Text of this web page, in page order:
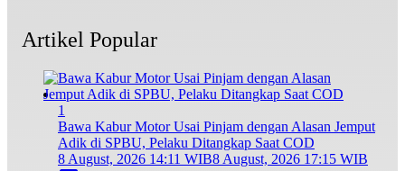
Artikel Popular
1
Bawa Kabur Motor Usai Pinjam dengan Alasan Jemput
Adik di SPBU, Pelaku Ditangkap Saat COD
8 August, 2026 14:11 WIB8 August, 2026 17:15 WIB